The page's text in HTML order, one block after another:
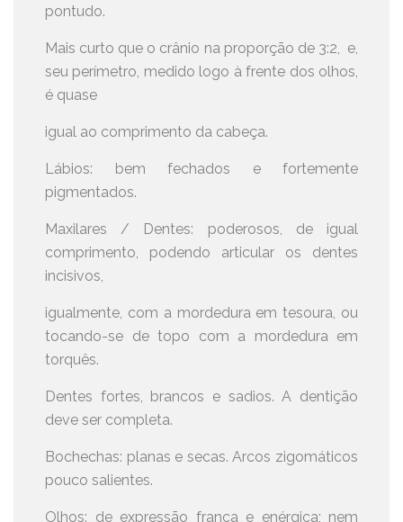
pontudo.
Mais curto que o crânio na proporção de 3:2, e,
seu perímetro, medido logo à frente dos olhos,
é quase
igual ao comprimento da cabeça.
Lábios: bem fechados e fortemente
pigmentados.
Maxilares / Dentes: poderosos, de igual
comprimento, podendo articular os dentes
incisivos,
igualmente, com a mordedura em tesoura, ou
tocando-se de topo com a mordedura em
torquês.
Dentes fortes, brancos e sadios. A dentição
deve ser completa.
Bochechas: planas e secas. Arcos zigomáticos
pouco salientes.
Olhos: de expressão franca e enérgica; nem